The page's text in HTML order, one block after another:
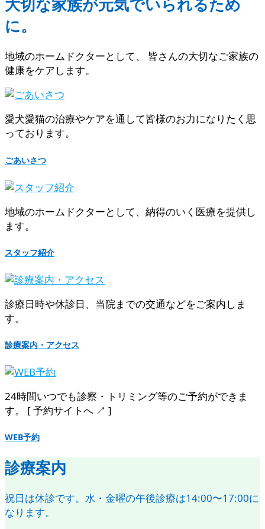
大切な家族が元気でいられるため
に。
地域のホームドクターとして、 皆さんの大切なご家族の
健康をケアします。
愛犬愛猫の治療やケアを通して皆様のお力になりたく思
っております。
ごあいさつ
地域のホームドクターとして、納得のいく医療を提供し
ます。
スタッフ紹介
診療日時や休診日、当院までの交通などをご案内しま
す。
診療案内・アクセス
24時間いつでも診察・トリミング等のご予約ができま
す。 [ 予約サイトへ ↗︎ ]
WEB予約
診療案内
祝日は休診です。水・金曜の午後診療は14:00〜17:00に
なります。